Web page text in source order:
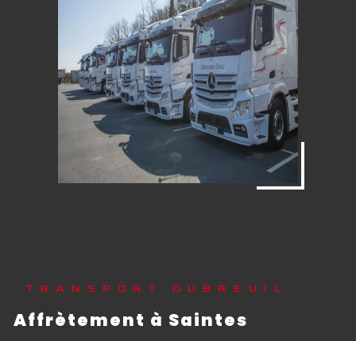
TRANSPORT DUBREUIL
affrètement à Saintes